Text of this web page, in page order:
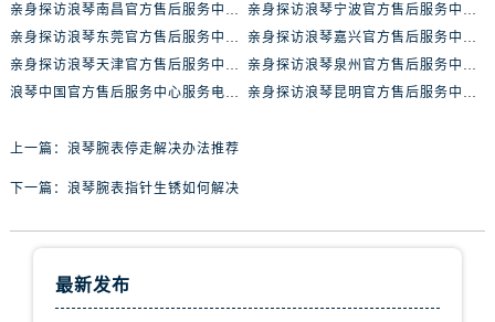
辽宁省沈阳市沈河区中街路83号亨得利名表维修授权店1楼浪琴售后服务中心（需提前预约）
北京市朝阳区建国门外大街甲6号华熙国际中心D座11层1102室浪琴售后服务中心（需提前预约）
内蒙古自治区赤峰市红山区哈达街浪琴售后服务中心（需提前预约）
亲身探访浪琴南昌官方售后服务中心｜最新电话及地址（2026年7月最新）
亲身探访浪琴宁波官方售后服务中心｜网点地址及售后热线（2026年7月最新）
亲身探访浪琴东莞官方售后服务中心｜地址与联系电话（2026年7月最新）
亲身探访浪琴嘉兴官方售后服务中心｜热线电话与网点地址（2026年7月最新）
亲身探访浪琴天津官方售后服务中心｜详细地址与售后电话（2026年7月最新）
亲身探访浪琴泉州官方售后服务中心｜全新地址电话一览（2026年7月最新）
浪琴中国官方售后服务中心服务电话与网点地址实地考察报告_多信源验证（2026年7月最新）
亲身探访浪琴昆明官方售后服务中心｜最新地址与售后热线（2026年7月最新）
上一篇： 浪琴腕表停走解决办法推荐
下一篇： 浪琴腕表指针生锈如何解决
最新发布